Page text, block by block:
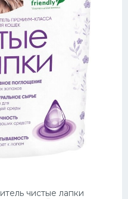
чистые лапки